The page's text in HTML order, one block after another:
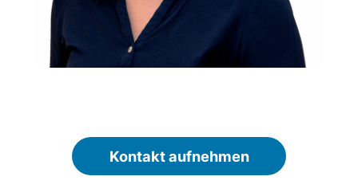
Kontakt aufnehmen